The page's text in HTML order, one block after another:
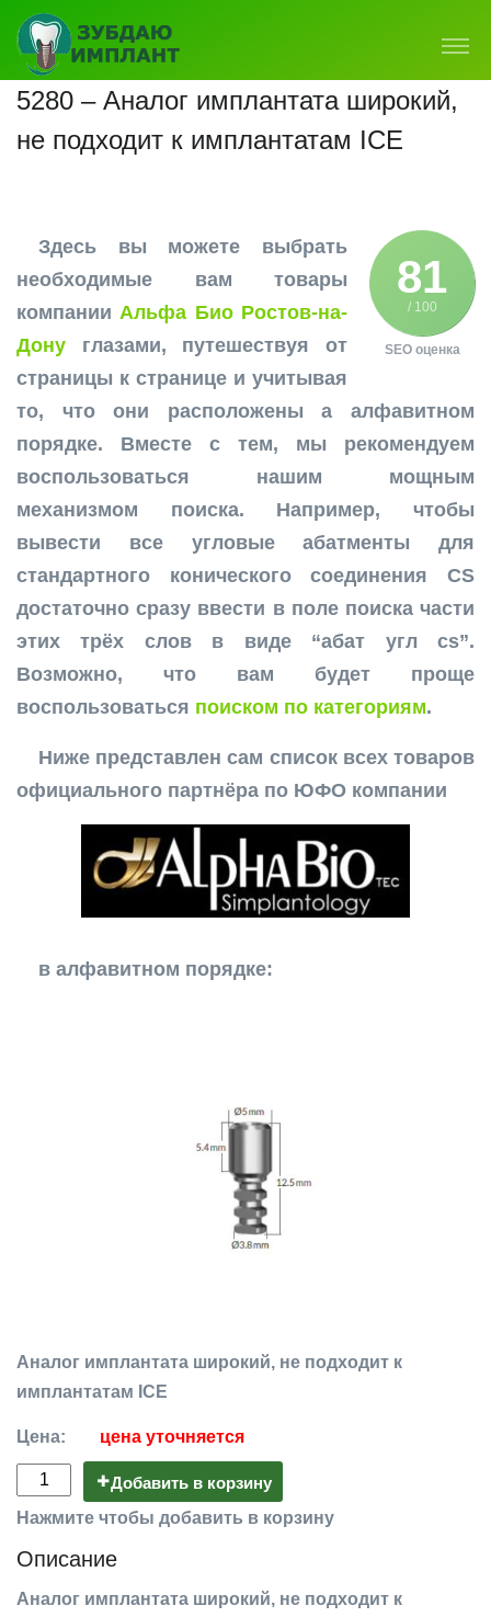
5280 – Аналог имплантата широкий,
не подходит к имплантатам ICE
81
/ 100
SEO оценка
Здесь вы можете выбрать
необходимые вам товары
компанииАльфа Био Ростов-на-
Дону глазами, путешествуя от
страницы к странице и учитывая
то, что они расположены а алфавитном
порядке. Вместе с тем, мы рекомендуем
воспользоваться нашим мощным
механизмом поиска. Например, чтобы
вывести все угловые абатменты для
стандартного конического соединения CS
достаточно сразу ввести в поле поиска части
этих трёх слов в виде “абат угл cs”.
Возможно, что вам будет проще
воспользоваться поиском по категориям.
Ниже представлен сам список всех товаров
официального партнёра по ЮФО компании
в алфавитном порядке:
Аналог имплантата широкий, не подходит к
имплантатам ICE
Цена: цена уточняется
Добавить в корзину
Нажмите чтобы добавить в корзину
Описание
Аналог имплантата широкий, не подходит к